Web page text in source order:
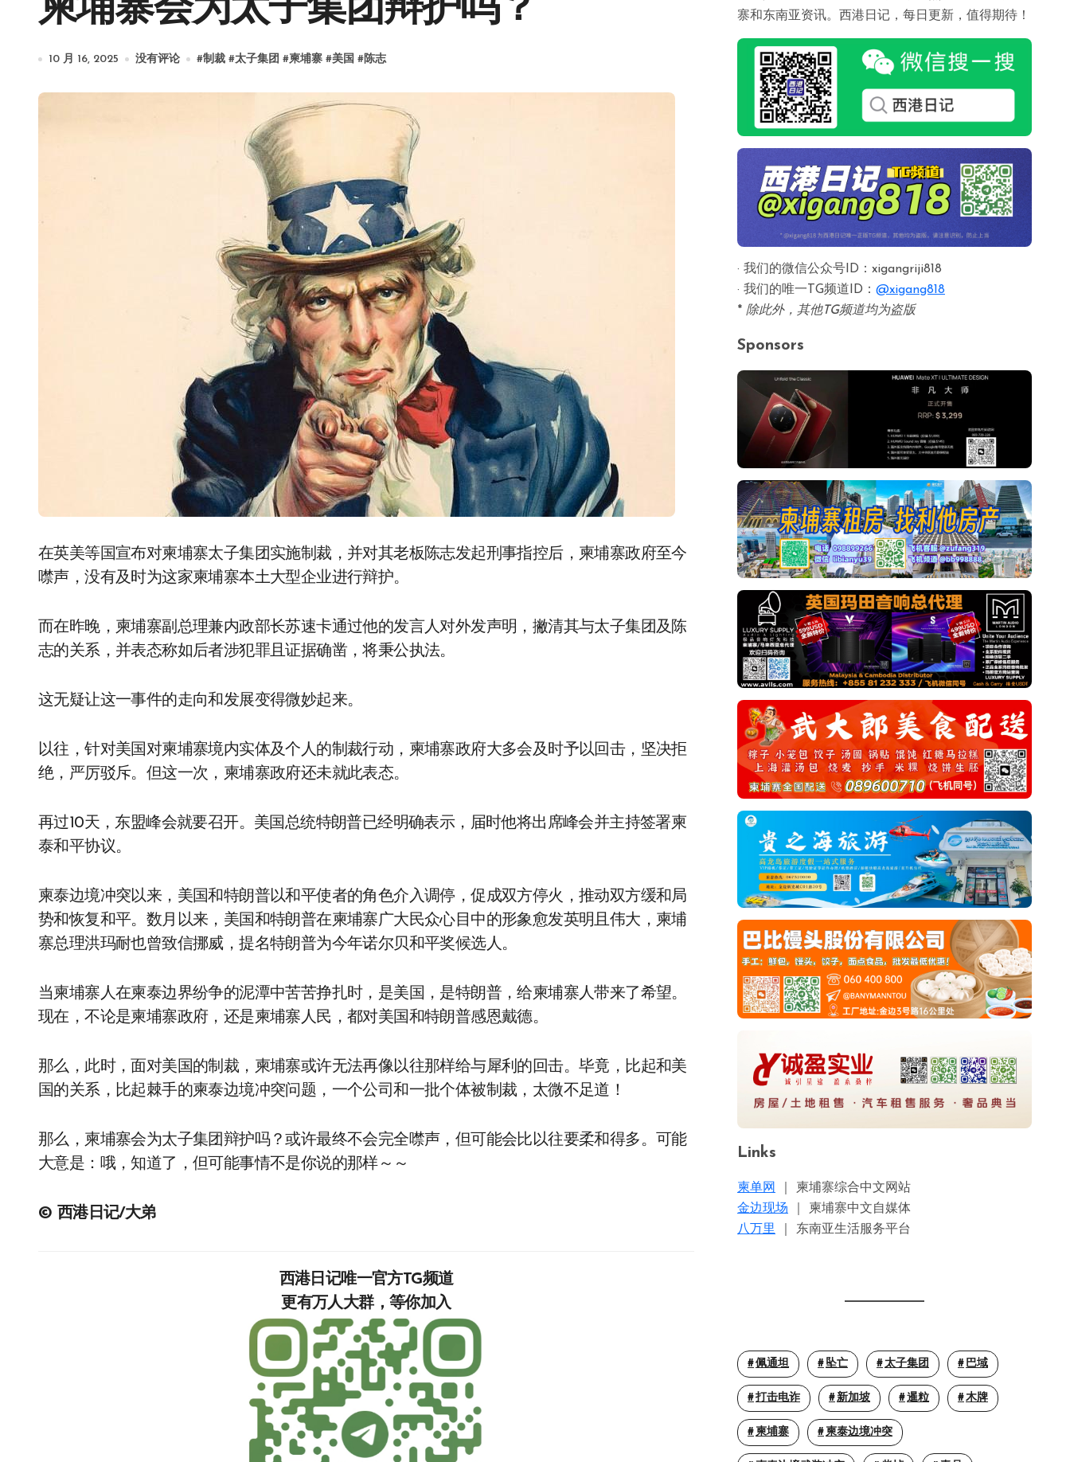
柬埔寨会为太子集团辩护吗？
10 月 16, 2025 没有评论 #制裁 #太子集团 #柬埔寨 #美国 #陈志
在英美等国宣布对柬埔寨太子集团实施制裁，并对其老板陈志发起刑事指控后，柬埔寨政府至今
噤声，没有及时为这家柬埔寨本土大型企业进行辩护。
而在昨晚，柬埔寨副总理兼内政部长苏速卡通过他的发言人对外发声明，撇清其与太子集团及陈
志的关系，并表态称如后者涉犯罪且证据确凿，将秉公执法。
这无疑让这一事件的走向和发展变得微妙起来。
以往，针对美国对柬埔寨境内实体及个人的制裁行动，柬埔寨政府大多会及时予以回击，坚决拒
绝，严厉驳斥。但这一次，柬埔寨政府还未就此表态。
再过10天，东盟峰会就要召开。美国总统特朗普已经明确表示，届时他将出席峰会并主持签署柬
泰和平协议。
柬泰边境冲突以来，美国和特朗普以和平使者的角色介入调停，促成双方停火，推动双方缓和局
势和恢复和平。数月以来，美国和特朗普在柬埔寨广大民众心目中的形象愈发英明且伟大，柬埔
寨总理洪玛耐也曾致信挪威，提名特朗普为今年诺尔贝和平奖候选人。
当柬埔寨人在柬泰边界纷争的泥潭中苦苦挣扎时，是美国，是特朗普，给柬埔寨人带来了希望。
现在，不论是柬埔寨政府，还是柬埔寨人民，都对美国和特朗普感恩戴德。
那么，此时，面对美国的制裁，柬埔寨或许无法再像以往那样给与犀利的回击。毕竟，比起和美
国的关系，比起棘手的柬泰边境冲突问题，一个公司和一批个体被制裁，太微不足道！
那么，柬埔寨会为太子集团辩护吗？或许最终不会完全噤声，但可能会比以往要柔和得多。可能
大意是：哦，知道了，但可能事情不是你说的那样～～
©️ 西港日记/大弟
西港日记唯一官方TG频道
更有万人大群，等你加入‍‍‍‍‍‍‍‍‍‍‍‍‍
寨和东南亚资讯。西港日记，每日更新，值得期待！
· 我们的微信公众号ID：xigangriji818
· 我们的唯一TG频道ID： @xigang818
* 除此外，其他TG频道均为盗版
Sponsors
Links
柬单网
｜ 柬埔寨综合中文网站
金边现场 ｜ 柬埔寨中文自媒体
八万里
｜ 东南亚生活服务平台
佩通坦 坠亡 太子集团 巴域
打击电诈 新加坡 暹粒 木牌
柬埔寨 柬泰边境冲突